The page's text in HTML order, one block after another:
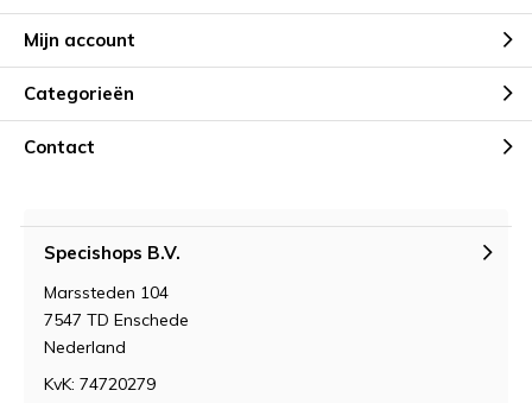
Mijn account
Categorieën
Contact
Specishops B.V.
Marssteden 104
7547 TD Enschede
Nederland
KvK: 74720279